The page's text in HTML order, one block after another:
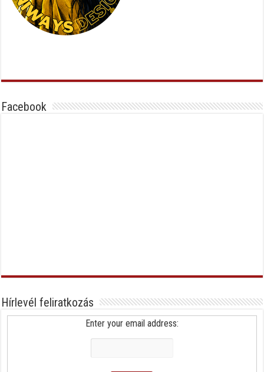
Facebook
Hírlevél feliratkozás
Enter your email address: